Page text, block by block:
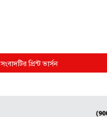
সংবাদটির প্রিন্ট ভার্সন